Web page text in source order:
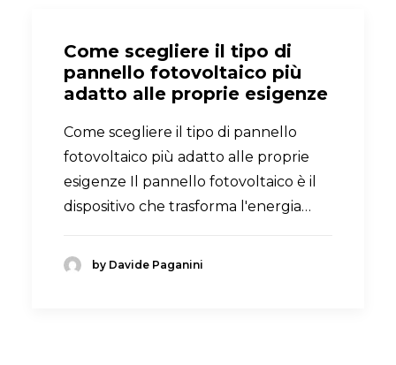
Come scegliere il tipo di
pannello fotovoltaico più
adatto alle proprie esigenze
Come scegliere il tipo di pannello
fotovoltaico più adatto alle proprie
esigenze Il pannello fotovoltaico è il
dispositivo che trasforma l'energia…
by Davide Paganini